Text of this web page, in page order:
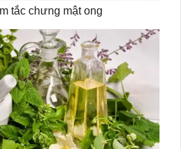
tắc chưng mật ong